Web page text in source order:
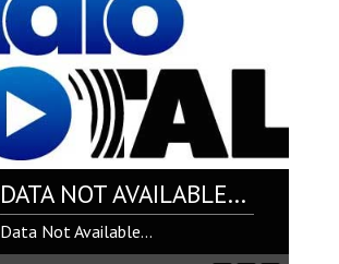
DATA NOT AVAILABLE...
Data Not Available...